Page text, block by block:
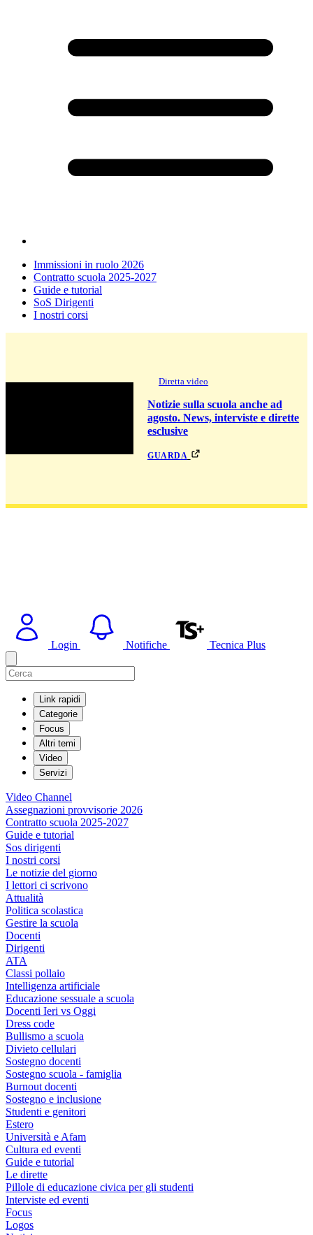
Immissioni in ruolo 2026
Contratto scuola 2025-2027
Guide e tutorial
SoS Dirigenti
I nostri corsi
Diretta video
Notizie sulla scuola anche ad
agosto. News, interviste e dirette
esclusive
guarda
Login Notifiche Tecnica Plus
Link rapidi
Categorie
Focus
Altri temi
Video
Servizi
Video Channel
Assegnazioni provvisorie 2026
Contratto scuola 2025-2027
Guide e tutorial
Sos dirigenti
I nostri corsi
Le notizie del giorno
I lettori ci scrivono
Attualità
Politica scolastica
Gestire la scuola
Docenti
Dirigenti
ATA
Classi pollaio
Intelligenza artificiale
Educazione sessuale a scuola
Docenti Ieri vs Oggi
Dress code
Bullismo a scuola
Divieto cellulari
Sostegno docenti
Sostegno scuola - famiglia
Burnout docenti
Sostegno e inclusione
Studenti e genitori
Estero
Università e Afam
Cultura ed eventi
Guide e tutorial
Le dirette
Pillole di educazione civica per gli studenti
Interviste ed eventi
Focus
Logos